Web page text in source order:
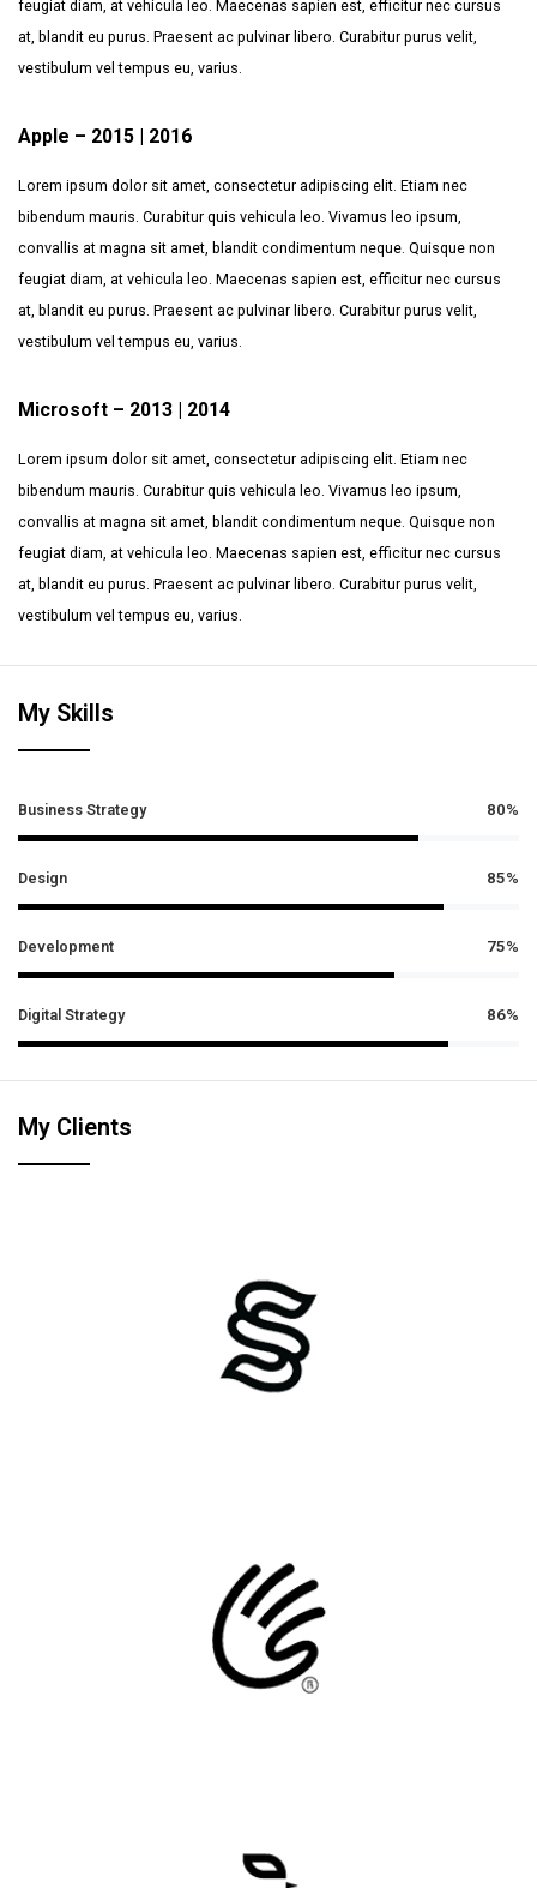
feugiat diam, at vehicula leo. Maecenas sapien est, efficitur nec cursus
at, blandit eu purus. Praesent ac pulvinar libero. Curabitur purus velit,
vestibulum vel tempus eu, varius.
Apple – 2015 | 2016
Lorem ipsum dolor sit amet, consectetur adipiscing elit. Etiam nec
bibendum mauris. Curabitur quis vehicula leo. Vivamus leo ipsum,
convallis at magna sit amet, blandit condimentum neque. Quisque non
feugiat diam, at vehicula leo. Maecenas sapien est, efficitur nec cursus
at, blandit eu purus. Praesent ac pulvinar libero. Curabitur purus velit,
vestibulum vel tempus eu, varius.
Microsoft – 2013 | 2014
Lorem ipsum dolor sit amet, consectetur adipiscing elit. Etiam nec
bibendum mauris. Curabitur quis vehicula leo. Vivamus leo ipsum,
convallis at magna sit amet, blandit condimentum neque. Quisque non
feugiat diam, at vehicula leo. Maecenas sapien est, efficitur nec cursus
at, blandit eu purus. Praesent ac pulvinar libero. Curabitur purus velit,
vestibulum vel tempus eu, varius.
My Skills
Business Strategy 80%
Design 85%
Development 75%
Digital Strategy 86%
My Clients